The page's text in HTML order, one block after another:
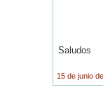
Saludos
15 de junio